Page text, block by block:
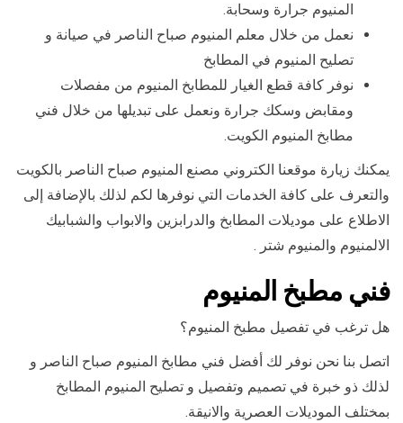
المنيوم جرارة وسحابة.
نعمل من خلال معلم المنيوم صباح الناصر في صيانة و
تصليح المنيوم في المطابخ
نوفر كافة قطع الغيار للمطابخ المنيوم من مفصلات
ومقابض وسكك جرارة ونعمل على تبديلها من خلال فني
مطابخ المنيوم الكويت.
يمكنك زيارة موقعنا الكتروني مصنع المنيوم صباح الناصر بالكويت
والتعرف على كافة الخدمات التي نوفرها لكم لذلك بالإضافة إلى
الاطلاع على موديلات المطابخ والدرابزين والابواب والشبابيك
الالمنيوم والمنيوم شتر .
فني مطبخ المنيوم
هل ترغب في تفصيل مطبخ المنيوم؟
اتصل بنا نحن نوفر لك أفضل فني مطابخ المنيوم صباح الناصر و
لذلك ذو خبرة في تصميم وتفصيل و تصليح المنيوم المطابخ
بمختلف الموديلات العصرية والانيقة.